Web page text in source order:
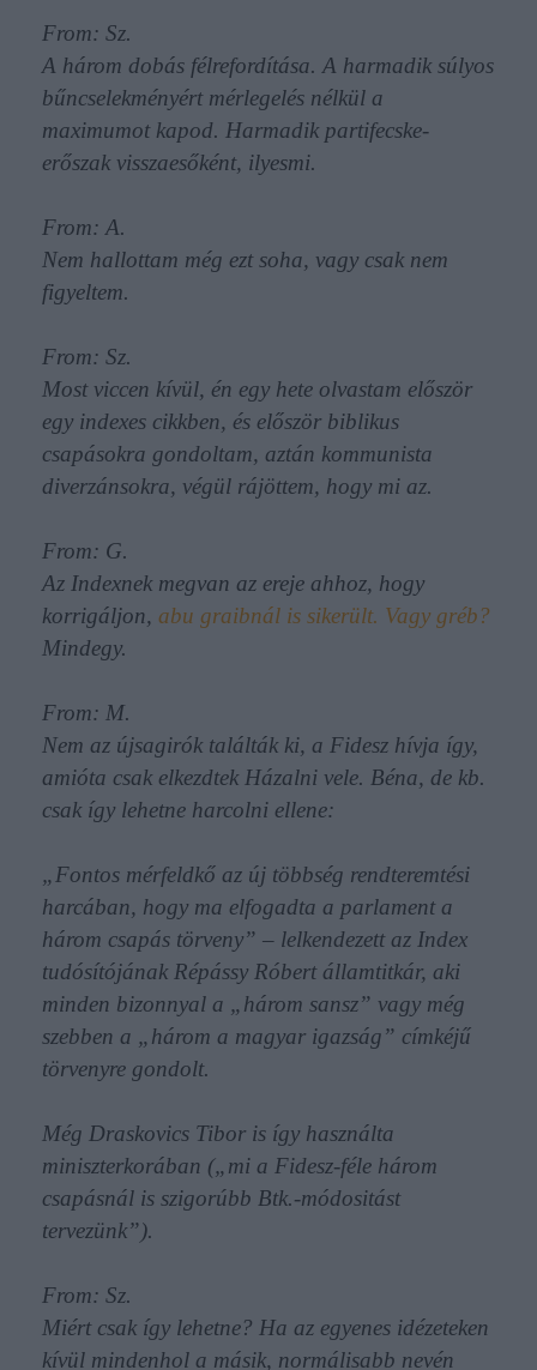
From: Sz.
A három dobás félrefordítása. A harmadik súlyos
bűncselekményért mérlegelés nélkül a
maximumot kapod. Harmadik partifecske-
erőszak visszaesőként, ilyesmi.
From: A.
Nem hallottam még ezt soha, vagy csak nem
figyeltem.
From: Sz.
Most viccen kívül, én egy hete olvastam először
egy indexes cikkben, és először biblikus
csapásokra gondoltam, aztán kommunista
diverzánsokra, végül rájöttem, hogy mi az.
From: G.
Az Indexnek megvan az ereje ahhoz, hogy
korrigáljon, abu graibnál is sikerült. Vagy gréb?
Mindegy.
From: M.
Nem az újsagirók találták ki, a Fidesz hívja így,
amióta csak elkezdtek Házalni vele. Béna, de kb.
csak így lehetne harcolni ellene:
„Fontos mérfeldkő az új többség rendteremtési
harcában, hogy ma elfogadta a parlament a
három csapás törveny” – lelkendezett az Index
tudósítójának Répássy Róbert államtitkár, aki
minden bizonnyal a „három sansz” vagy még
szebben a „három a magyar igazság” címkéjű
törvenyre gondolt.
Még Draskovics Tibor is így használta
miniszterkorában („mi a Fidesz-féle három
csapásnál is szigorúbb Btk.-módositást
tervezünk”).
From: Sz.
Miért csak így lehetne? Ha az egyenes idézeteken
kívül mindenhol a másik, normálisabb nevén